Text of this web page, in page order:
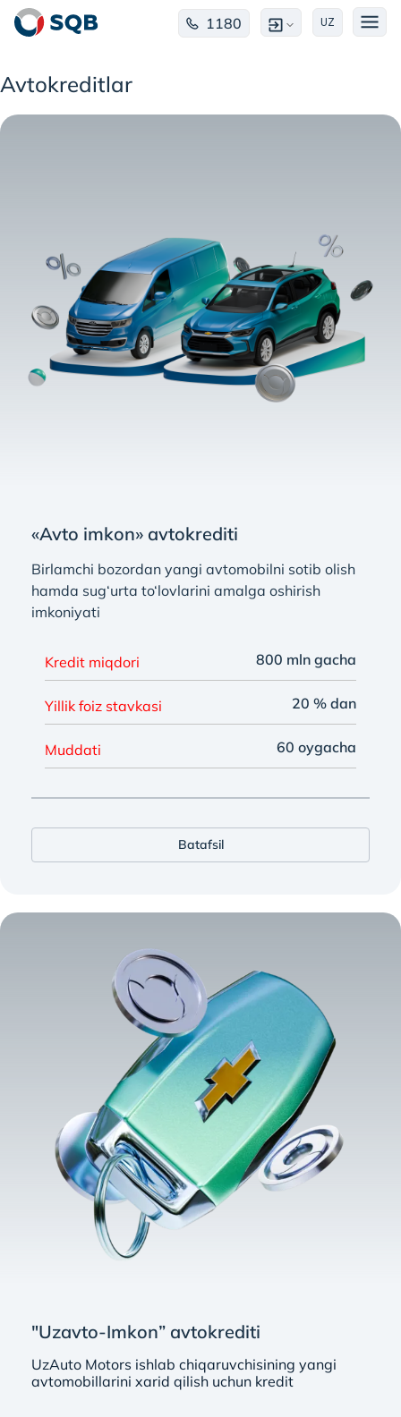
1180 UZ
Avtokreditlar
«Avto imkon» avtokrediti
Birlamchi bozordan yangi avtomobilni sotib olish
hamda sug‘urta to‘lovlarini amalga oshirish
imkoniyati
Kredit miqdori 800 mln gacha
Yillik foiz stavkasi 20 % dan
Muddati 60 oygacha
Batafsil
"Uzavto-Imkon” avtokrediti
UzAuto Motors ishlab chiqaruvchisining yangi
avtomobillarini xarid qilish uchun kredit